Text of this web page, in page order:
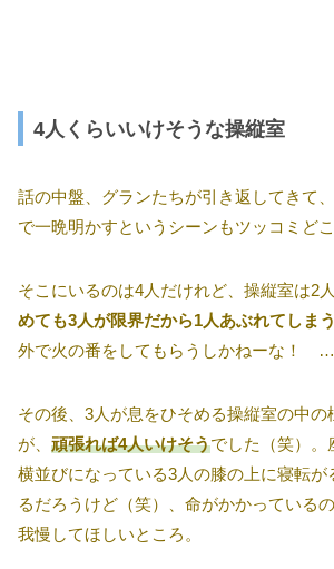
4人くらいいけそうな操縦室
話の中盤、グランたちが引き返してきて、
で一晩明かすというシーンもツッコミどこ
そこにいるのは4人だけれど、操縦室は2人
めても3人が限界だから1人あぶれてしまう
外で火の番をしてもらうしかねーな！
その後、3人が息をひそめる操縦室の中の
が、 頑張れば4人いけそうでした（笑）。
横並びになっている3人の膝の上に寝転が
るだろうけど（笑）、命がかかっている
我慢してほしいところ。